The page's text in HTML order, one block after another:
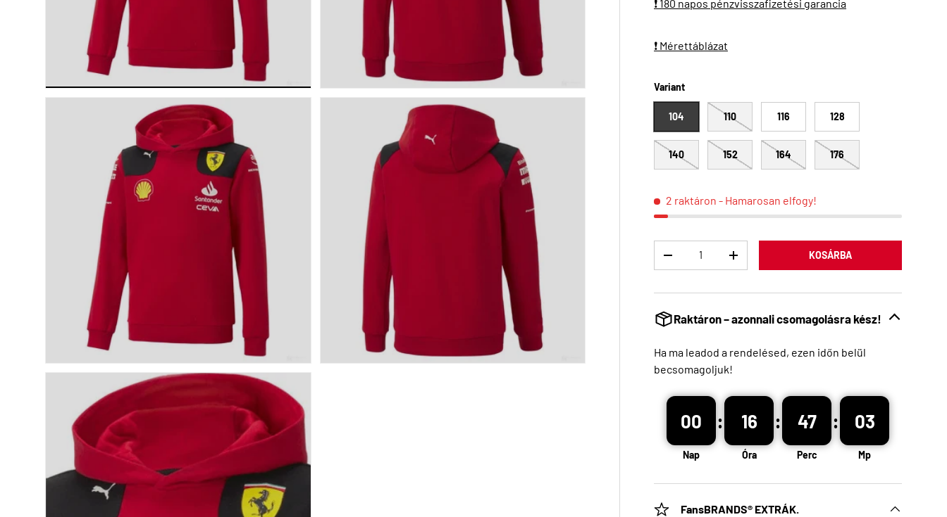
❗ 180 napos pénzvisszafizetési garancia
❗ Mérettáblázat
Variant
104 110 116 128
140 152 164 176
2 raktáron - Hamarosan elfogy!
KOSÁRBA
Raktáron – azonnali csomagolásra kész!
Ha ma leadod a rendelésed, ezen időn belül
becsomagoljuk!
00
Nap
: 16
Óra
: 47
Perc
: 02
Mp
FansBRANDS® EXTRÁK.